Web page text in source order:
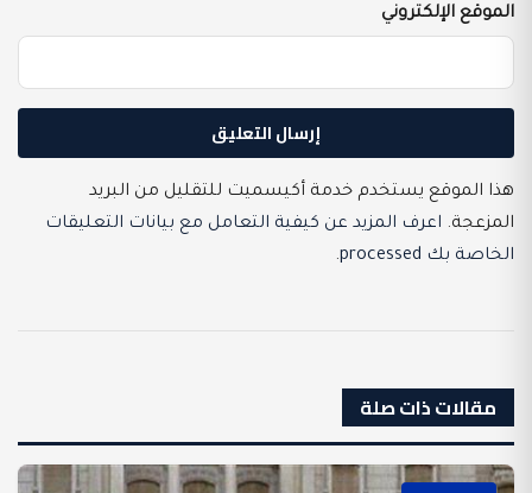
الموقع الإلكتروني
هذا الموقع يستخدم خدمة أكيسميت للتقليل من البريد
المزعجة. اعرف المزيد عن كيفية التعامل مع بيانات التعليقات
الخاصة بك processed
.
مقالات ذات صلة